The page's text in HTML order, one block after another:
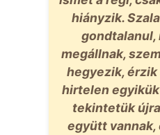
hiányzik.
gondtalanul,
megállnak,
hegyezik, érzik
hirtelen
tekintetük
együtt vannak,